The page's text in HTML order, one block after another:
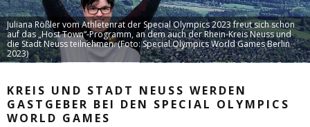
Juliana Rößler vom Athletenrat der Special Olympics 2023 freut sich schon
auf das „Host Town“-Programm, an dem auch der Rhein-Kreis Neuss und
die Stadt Neuss teilnehmen. (Foto: Special Olympics World Games Berlin
2023)
KREIS UND STADT NEUSS WERDEN
GASTGEBER BEI DEN SPECIAL OLYMPICS
WORLD GAMES